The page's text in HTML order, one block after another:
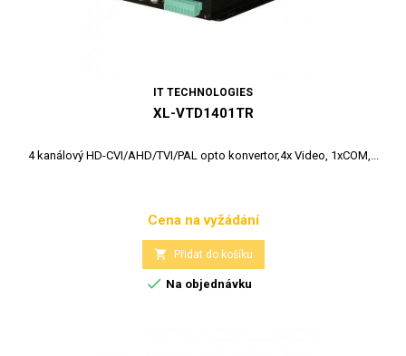
IT TECHNOLOGIES
XL-VTD1401TR
4 kanálový HD-CVI/AHD/TVI/PAL opto konvertor,4x Video, 1xCOM,...
Cena
Cena na vyžádání
 Přidat do košíku
 Na objednávku